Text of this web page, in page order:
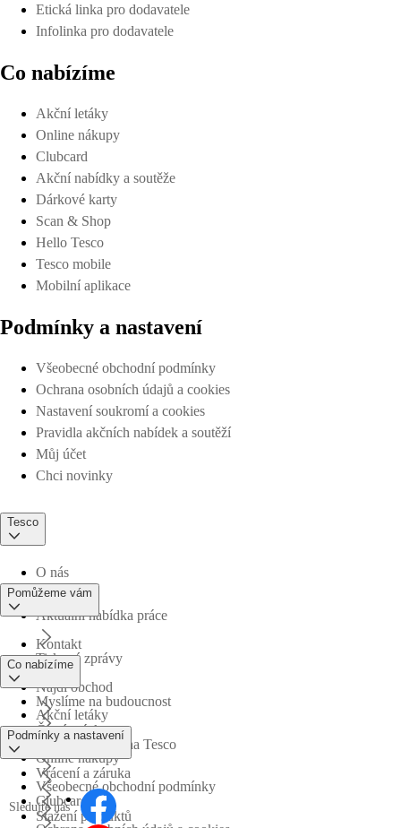
Etická linka pro dodavatele
Infolinka pro dodavatele
Co nabízíme
Akční letáky
Online nákupy
Clubcard
Akční nabídky a soutěže
Dárkové karty
Scan & Shop
Hello Tesco
Tesco mobile
Mobilní aplikace
Podmínky a nastavení
Všeobecné obchodní podmínky
Ochrana osobních údajů a cookies
Nastavení soukromí a cookies
Pravidla akčních nabídek a soutěží
Můj účet
Chci novinky
Tesco
O nás
Aktuální nabídka práce
Tiskové zprávy
Myslíme na budoucnost
Obchodní skupina Tesco
Pomůžeme vám
Kontakt
Najdi obchod
Časté otázky
Vrácení a záruka
Stažení produktů
Co nabízíme
Akční letáky
Online nákupy
Clubcard
Podmínky a nastavení
Všeobecné obchodní podmínky
Sledujte nás